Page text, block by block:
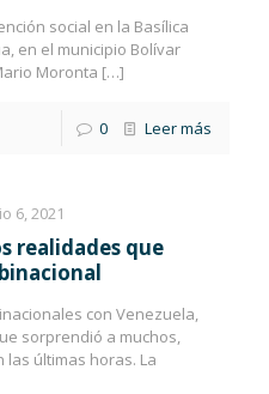
social en la Basílica
en el municipio Bolívar
Moronta […]
0 Leer más
6, 2021
realidades que
con Venezuela,
sorprendió a muchos,
últimas horas. La